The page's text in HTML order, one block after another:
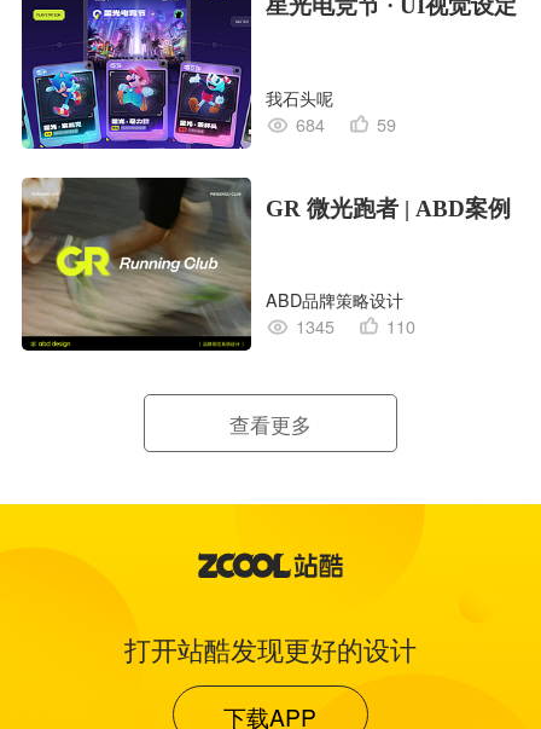
星光电竞节 · UI视觉设定
我石头呢
684
59
GR 微光跑者 | ABD案例
ABD品牌策略设计
1345
110
查看更多
打开站酷发现更好的设计
下载APP